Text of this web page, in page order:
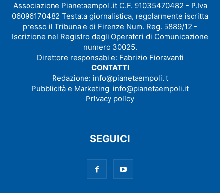
Associazione Pianetaempoli.it C.F. 91035470482 - P.Iva
06096170482 Testata giornalistica, regolarmente iscritta
presso il Tribunale di Firenze Num. Reg. 5889/12 -
Iscrizione nel Registro degli Operatori di Comunicazione
numero 30025.
Direttore responsabile: Fabrizio Fioravanti
CONTATTI
Redazione: info@pianetaempoli.it
Pubblicità e Marketing: info@pianetaempoli.it
Privacy policy
SEGUICI